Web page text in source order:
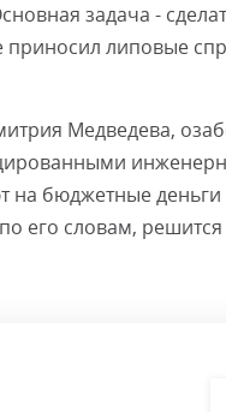
задача -
липовые
Медведева,
бюджетные
его словам,